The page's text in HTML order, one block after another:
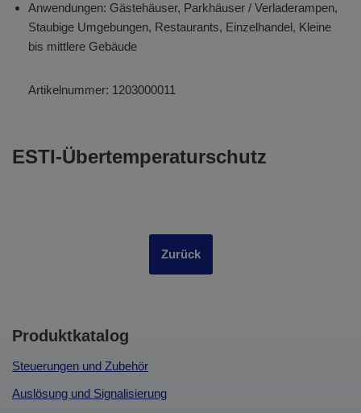
Anwendungen: Gästehäuser, Parkhäuser / Verladerampen,
Staubige Umgebungen, Restaurants, Einzelhandel, Kleine
bis mittlere Gebäude
Artikelnummer: 1203000011
ESTI-Übertemperaturschutz
Zurück
Produktkatalog
Steuerungen und Zubehör
Auslösung und Signalisierung